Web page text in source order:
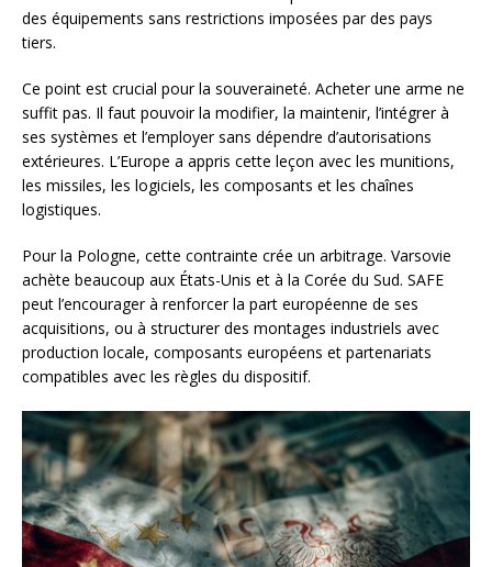
des équipements sans restrictions imposées par des pays
tiers.
Ce point est crucial pour la souveraineté. Acheter une arme ne
suffit pas. Il faut pouvoir la modifier, la maintenir, l’intégrer à
ses systèmes et l’employer sans dépendre d’autorisations
extérieures. L’Europe a appris cette leçon avec les munitions,
les missiles, les logiciels, les composants et les chaînes
logistiques.
Pour la Pologne, cette contrainte crée un arbitrage. Varsovie
achète beaucoup aux États-Unis et à la Corée du Sud. SAFE
peut l’encourager à renforcer la part européenne de ses
acquisitions, ou à structurer des montages industriels avec
production locale, composants européens et partenariats
compatibles avec les règles du dispositif.